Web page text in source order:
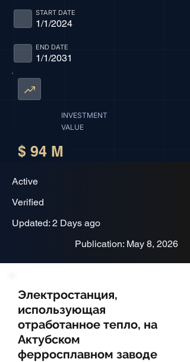
1/1/2024
START DATE
1/1/2031
END DATE
INVESTMENT
VALUE
$ 94 M
Active
Verified
Updated: 2 Days ago
Publication: May 8, 2026
Электростанция,
использующая
отработанное тепло, на
Актубском
ферросплавном заводе